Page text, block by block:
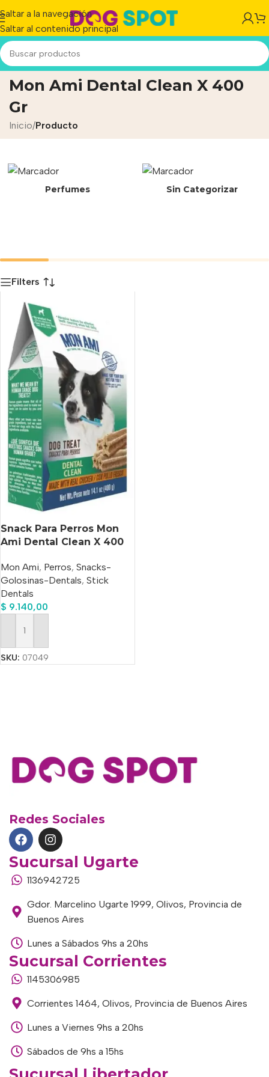
Saltar a la navegación
Saltar al contenido principal
Golosina Snack Para Perro
Mon Ami Dental Clean X 400
Gr
Inicio/Producto
Perfumes Sin Categorizar
Filters
Snack Para Perros Mon
Ami Dental Clean X 400
Mon Ami, Perros, Snacks-
Golosinas-Dentals, Stick
Dentals
$ 9.140,00
Añadir Al Carrito
SKU: 07049
Redes Sociales
Sucursal Ugarte
1136942725
Gdor. Marcelino Ugarte 1999, Olivos, Provincia de
Buenos Aires
Lunes a Sábados 9hs a 20hs
Sucursal Corrientes
1145306985
Corrientes 1464, Olivos, Provincia de Buenos Aires
Lunes a Viernes 9hs a 20hs
Sábados de 9hs a 15hs